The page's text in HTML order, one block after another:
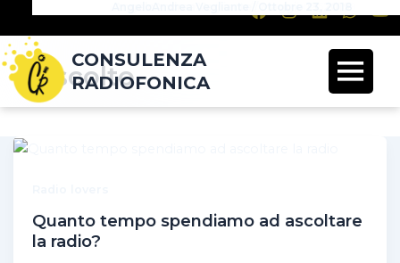
CONSULENZA
RADIOFONICA
ascolto
Quanto tempo spendiamo ad ascoltare
la radio?